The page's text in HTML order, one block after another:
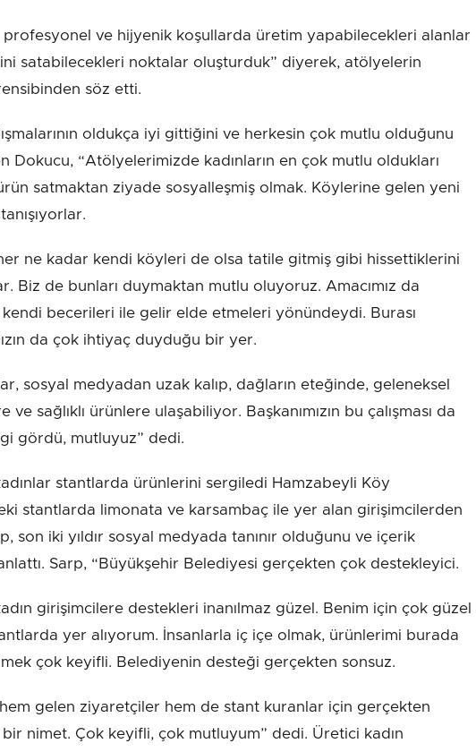
profesyonel ve hijyenik koşullarda üretim yapabilecekleri alanlar
satabilecekleri noktalar oluşturduk” diyerek, atölyelerin
söz etti.
oldukça iyi gittiğini ve herkesin çok mutlu olduğunu
Dokucu, “Atölyelerimizde kadınların en çok mutlu oldukları
satmaktan ziyade sosyalleşmiş olmak. Köylerine gelen yeni
ne kadar kendi köyleri de olsa tatile gitmiş gibi hissettiklerini
Biz de bunları duymaktan mutlu oluyoruz. Amacımız da
kendi becerileri ile gelir elde etmeleri yönündeydi. Burası
da çok ihtiyaç duyduğu bir yer.
sosyal medyadan uzak kalıp, dağların eteğinde, geleneksel
ve sağlıklı ürünlere ulaşabiliyor. Başkanımızın bu çalışması da
gördü, mutluyuz” dedi.
stantlarda ürünlerini sergiledi Hamzabeyli Köy
stantlarda limonata ve karsambaç ile yer alan girişimcilerden
son iki yıldır sosyal medyada tanınır olduğunu ve içerik
Sarp, “Büyükşehir Belediyesi gerçekten çok destekleyici.
girişimcilere destekleri inanılmaz güzel. Benim için çok güzel
yer alıyorum. İnsanlarla iç içe olmak, ürünlerimi burada
çok keyifli. Belediyenin desteği gerçekten sonsuz.
gelen ziyaretçiler hem de stant kuranlar için gerçekten
nimet. Çok keyifli, çok mutluyum” dedi. Üretici kadın